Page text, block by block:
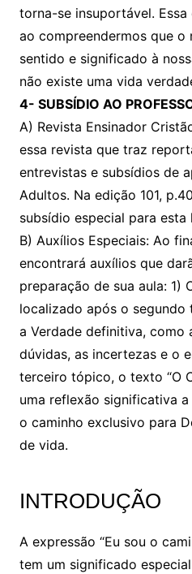
torna-se insuportável.
ao compreendermos que o
sentido e significado à
não existe uma vida
4- SUBSÍDIO AO
A) Revista Ensinador
essa revista que traz
entrevistas e subsídios de
Adultos. Na edição 101,
subsídio especial para esta
B) Auxílios Especiais: Ao
encontrará auxílios que
preparação de sua aula: 1)
localizado após o segundo
a Verdade definitiva, como
dúvidas, as incertezas e o
terceiro tópico, o texto “O
uma reflexão significativa
o caminho exclusivo para
de vida.
INTRODUÇÃO
A expressão “Eu sou o
tem um significado